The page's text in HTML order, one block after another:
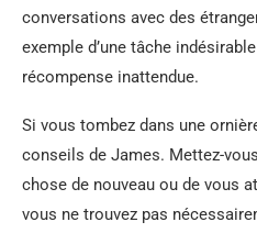
conversations avec des
exemple d’une tâche
récompense inattendue.
Si vous tombez dans une
conseils de James. Mettez-
chose de nouveau ou de vous
vous ne trouvez pas